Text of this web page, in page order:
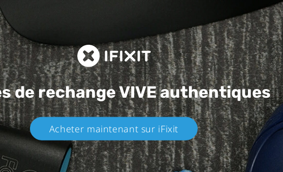
de rechangeVIVE authentiques​
Acheter maintenant sur iFixit​